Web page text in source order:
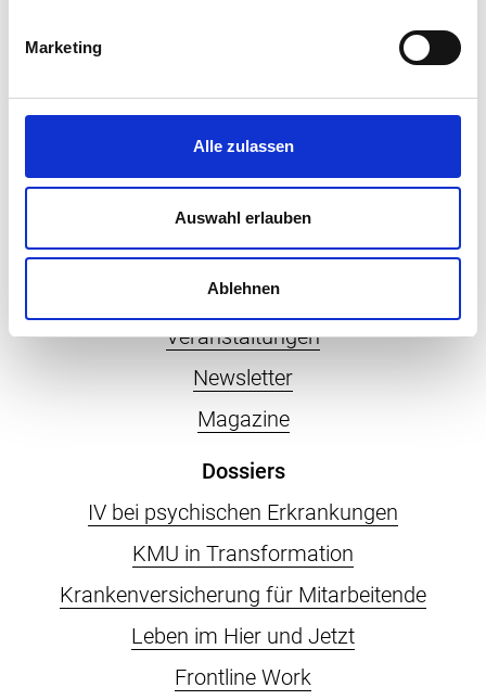
Marketing
Alle zulassen
Auswahl erlauben
Ablehnen
Weiterbildung
Services
Abonnements
Werbung
ePaper
Veranstaltungen
Newsletter
Magazine
Dossiers
IV bei psychischen Erkrankungen
KMU in Transformation
Krankenversicherung für Mitarbeitende
Leben im Hier und Jetzt
Frontline Work